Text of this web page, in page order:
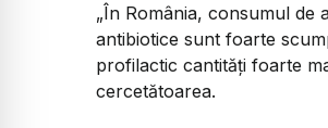
„În România, consumul de
antibiotice sunt foarte
profilactic cantități foarte
cercetătoarea.